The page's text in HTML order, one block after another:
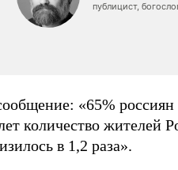
публицист,
«65%
количество жителей
в 1,2 раза».